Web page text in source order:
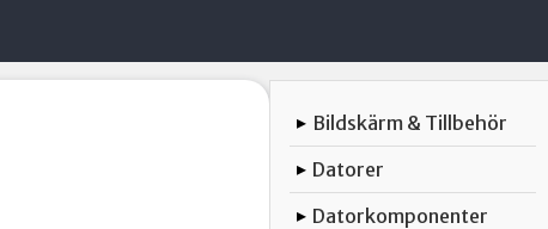
▸ Bildskärm & Tillbehör
▸ Datorer
▸ Datorkomponenter